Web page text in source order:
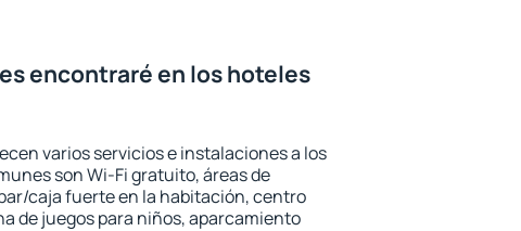
encontraré en los hoteles
varios servicios e instalaciones a los
son Wi-Fi gratuito, áreas de
caja fuerte en la habitación, centro
de juegos para niños, aparcamiento